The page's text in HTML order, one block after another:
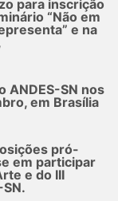
para inscrição
“Não em
e na
ANDES-SN nos
em Brasília
pró-
em participar
e do III